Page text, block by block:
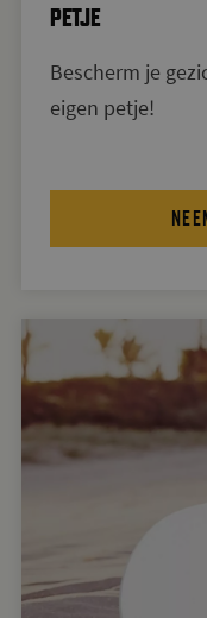
PETJE
Bescherm je
eigen petje!